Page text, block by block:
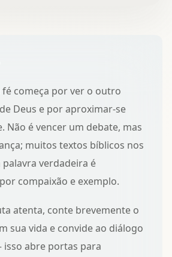
começa por ver o outro
Deus e por aproximar-se
Não é vencer um debate, mas
muitos textos bíblicos nos
verdadeira é
compaixão e exemplo.
atenta, conte brevemente o
sua vida e convide ao diálogo
abre portas para